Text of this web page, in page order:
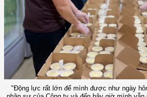
"Động lực rất lớn để mình được như ngày